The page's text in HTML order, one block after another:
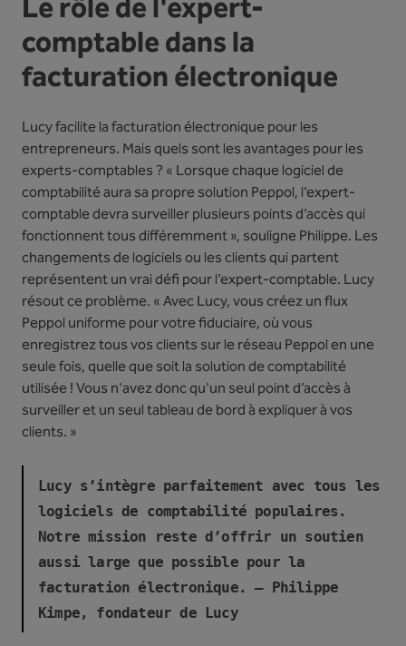
comptable dans la
facturation électronique
Lucy facilite la facturation électronique pour les
entrepreneurs. Mais quels sont les avantages pour les
experts-comptables ? « Lorsque chaque logiciel de
comptabilité aura sa propre solution Peppol, l’expert-
comptable devra surveiller plusieurs points d’accès qui
fonctionnent tous différemment », souligne Philippe. Les
changements de logiciels ou les clients qui partent
représentent un vrai défi pour l’expert-comptable. Lucy
résout ce problème. « Avec Lucy, vous créez un flux
Peppol uniforme pour votre fiduciaire, où vous
enregistrez tous vos clients sur le réseau Peppol en une
seule fois, quelle que soit la solution de comptabilité
utilisée ! Vous n'avez donc qu'un seul point d’accès à
surveiller et un seul tableau de bord à expliquer à vos
clients. »
Lucy s’intègre parfaitement avec tous les
logiciels de comptabilité populaires.
Notre mission reste d’offrir un soutien
aussi large que possible pour la
facturation électronique. – Philippe
Kimpe, fondateur de Lucy